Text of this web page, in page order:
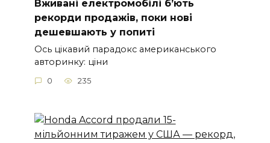
Вживані електромобілі б’ють
рекорди продажів, поки нові
дешевшають у попиті
Ось цікавий парадокс американського
авторинку: ціни
0 235